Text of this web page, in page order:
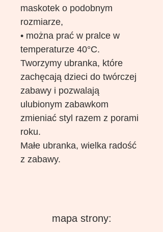
maskotek o podobnym
rozmiarze,
• można prać w pralce w
temperaturze 40°C.
Tworzymy ubranka, które
zachęcają dzieci do twórczej
zabawy i pozwalają
ulubionym zabawkom
zmieniać styl razem z porami
roku.
Małe ubranka, wielka radość
z zabawy.
mapa strony: